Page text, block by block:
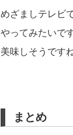
めざましテレビ
やってみたいで
美味しそうです
まとめ